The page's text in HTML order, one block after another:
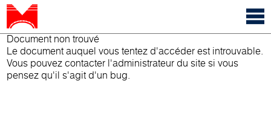
Document non trouvé
Le document auquel vous tentez d'accéder est introuvable.
Vous pouvez contacter l'administrateur du site si vous
pensez qu'il s'agit d'un bug.